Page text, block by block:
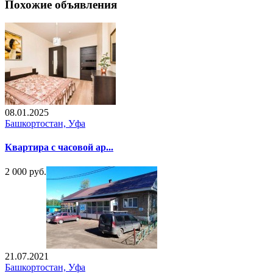
Похожие объявления
08.01.2025
Башкортостан, Уфа
Квартира с часовой ар...
2 000 руб.
21.07.2021
Башкортостан, Уфа